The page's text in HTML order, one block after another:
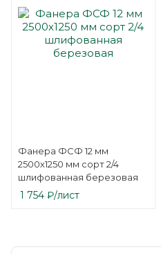
Фанера ФСФ 12 мм
2500х1250 мм сорт 2/4
шлифованная березовая
1 754 ₽/лист